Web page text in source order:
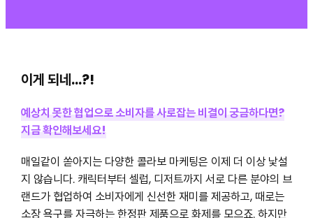
이게 되네…?!
예상치 못한 협업으로 소비자를 사로잡는 비결이 궁금하다면?
지금 확인해보세요!
매일같이 쏟아지는 다양한 콜라보 마케팅은 이제 더 이상 낯설
지 않습니다. 캐릭터부터 셀럽, 디저트까지 서로 다른 분야의 브
랜드가 협업하여 소비자에게 신선한 재미를 제공하고, 때로는
소장 욕구를 자극하는 한정판 제품으로 화제를 모으죠. 하지만